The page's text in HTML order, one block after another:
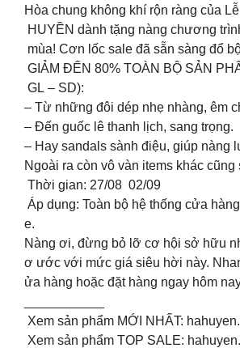
Hòa chung không khí rộn ràng của
HUYỀN dành tặng nàng chương
mùa! Cơn lốc sale đã sẵn sàng đổ
GIẢM ĐẾN 80% TOÀN BỘ SẢN
GL – SD):
– Từ những đôi dép nhẹ nhàng, êm
– Đến guốc lê thanh lịch, sang trọng.
– Hay sandals sành điệu, giúp nàng
Ngoài ra còn vô vàn items khác cũng
Thời gian: 27/08 02/09
Áp dụng: Toàn bộ hệ thống cửa
e.
Nàng ơi, đừng bỏ lỡ cơ hội sở hữu
ơ ước với mức giá siêu hời này.
ửa hàng hoặc đặt hàng ngay hôm
Xem sản phẩm MỚI NHẤT:
Xem sản phẩm TOP SALE: